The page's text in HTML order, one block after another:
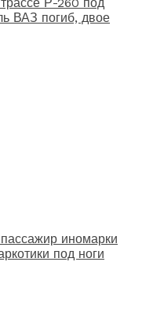
ВАЗ погиб, двое
иномарки
под ноги